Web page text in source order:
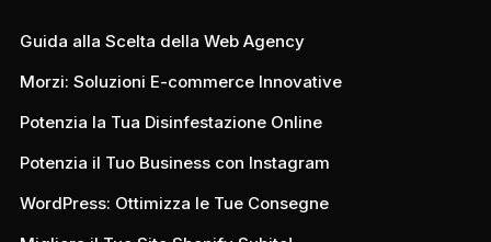
Guida alla Scelta della Web Agency
Morzi: Soluzioni E-commerce Innovative
Potenzia la Tua Disinfestazione Online
Potenzia il Tuo Business con Instagram
WordPress: Ottimizza le Tue Consegne